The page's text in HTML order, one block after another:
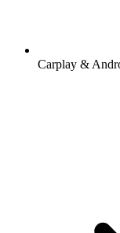
Carplay &